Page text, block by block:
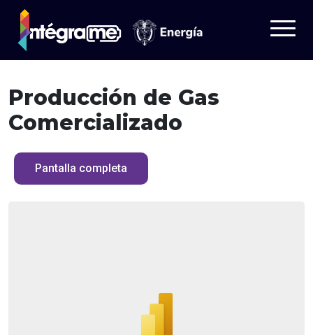
Tableros
Datos
¿Quieres saber más?
Producción de Gas
Comercializado
Pantalla completa